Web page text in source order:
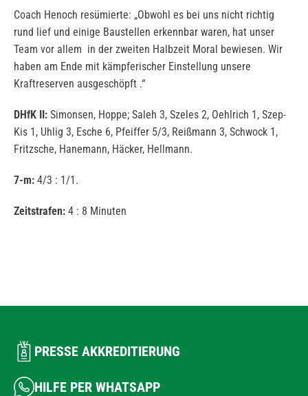
Coach Henoch resümierte: „Obwohl es bei uns nicht richtig
rund lief und einige Baustellen erkennbar waren, hat unser
Team vor allem in der zweiten Halbzeit Moral bewiesen. Wir
haben am Ende mit kämpferischer Einstellung unsere
Kraftreserven ausgeschöpft .“
DHfK II: Simonsen, Hoppe; Saleh 3, Szeles 2, Oehlrich 1, Szep-
Kis 1, Uhlig 3, Esche 6, Pfeiffer 5/3, Reißmann 3, Schwock 1,
Fritzsche, Hanemann, Häcker, Hellmann.
7-m: 4/3 : 1/1.
Zeitstrafen: 4 : 8 Minuten
PRESSE AKKREDITIERUNG
HILFE PER WHATSAPP